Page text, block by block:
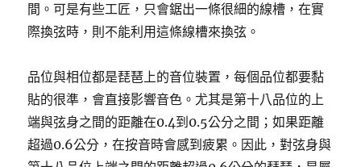
間。可是有些工匠，只會鋸出一條很細的線槽，在實
際換弦時，則不能利用這條線槽來換弦。
品位與相位都是琵琶上的音位裝置，每個品位都要黏
貼的很準，會直接影響音色。尤其是第十八品位的上
端與弦身之間的距離在0.4到0.5公分之間；如果距離
超過0.6公分，在按音時會感到疲累。因此，對弦身與